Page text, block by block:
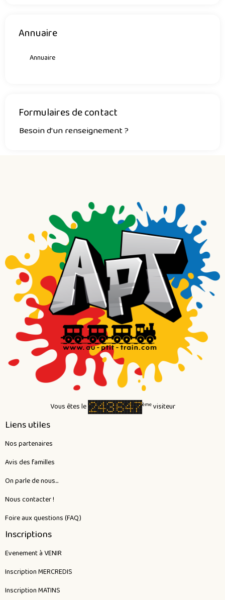
Annuaire
Annuaire
Formulaires de contact
Besoin d'un renseignement ?
Vous êtes le èmevisiteur
Liens utiles
Nos partenaires
Avis des familles
On parle de nous...
Nous contacter !
Foire aux questions (FAQ)
Inscriptions
Evenement à VENIR
Inscription MERCREDIS
Inscription MATINS